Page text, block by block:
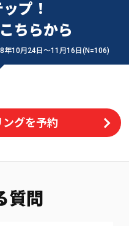
プ！
ちらから
年10月24日〜11月16日(N=106)
グを予約
質問